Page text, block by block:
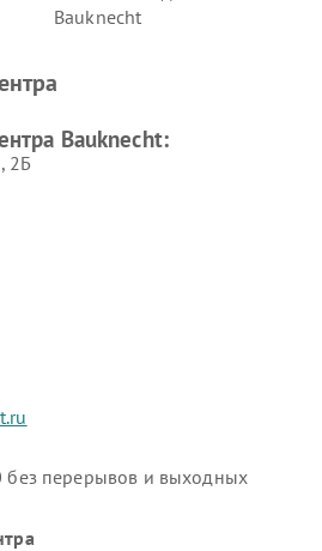
Bauknecht
Bauknecht:
2Б
перерывов и выходных